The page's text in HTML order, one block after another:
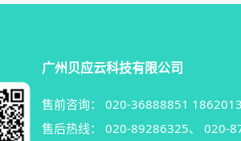
广州贝应云科技有限公司
售前咨询： 020-36888851
售后热线：
020-89286325、 020-